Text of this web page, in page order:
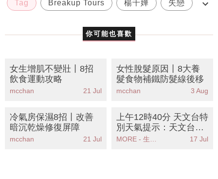
Tag Breakup Tours 楊千嬅 失戀
你可能也喜歡
女生增肌不變壯丨8招
飲食運動攻略
mcchan 21 Jul
女性脫髮原因丨8大養
髮食物補鐵防髮線後移
mcchan 3 Aug
冷氣房保濕8招丨改善
暗沉乾燥修復屏障
mcchan 21 Jul
上午12時40分 天文台特
別天氣提示：天文台發
出強陣風警告市民應立
MORE - 生活品味 17 Jul